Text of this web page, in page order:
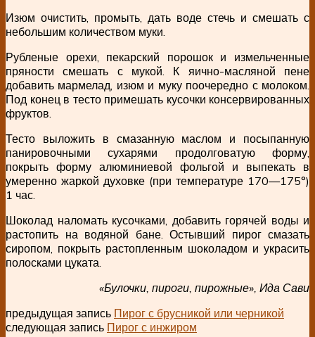
Изюм очистить, промыть, дать воде стечь и смешать с
небольшим количеством муки.
Рубленые орехи, пекарский порошок и измельченные
пряности смешать с мукой. К яично-масляной пене
добавить мармелад, изюм и муку поочередно с молоком.
Под конец в тесто примешать кусочки консервированных
фруктов.
Тесто выложить в смазанную маслом и посыпанную
панировочными сухарями продолговатую форму,
покрыть форму алюминиевой фольгой и выпекать в
умеренно жаркой духовке (при температуре 170—175°)
1 час.
Шоколад наломать кусочками, добавить горячей воды и
растопить на водяной бане. Остывший пирог смазать
сиропом, покрыть растопленным шоколадом и украсить
полосками цуката.
«Булочки, пироги, пирожные», Ида Сави
предыдущая запись Пирог с брусникой или черникой
следующая запись Пирог с инжиром